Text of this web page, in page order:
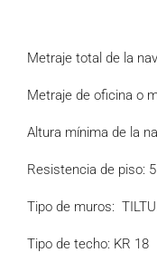
Metraje total de la
Metraje de oficina o
Altura mínima de la
Resistencia de piso:
Tipo de muros:
Tipo de techo: KR 18